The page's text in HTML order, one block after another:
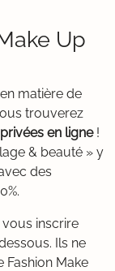
Up
matière de
trouverez
en ligne!
& beauté » y
des
inscrire
Ils ne
Fashion Make